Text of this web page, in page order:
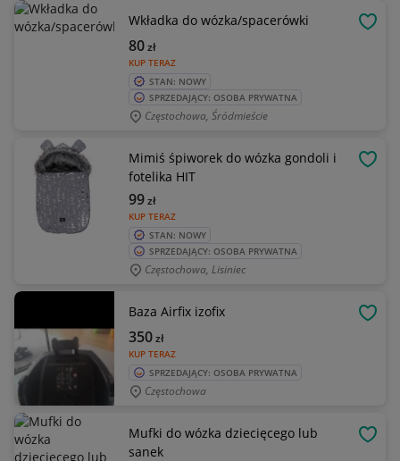
Wkładka do wózka/spacerówki
KUP TERAZ
80zł
STAN: NOWY
SPRZEDAJĄCY: OSOBA PRYWATNA
Częstochowa, Śródmieście
Mimiś śpiworek do wózka gondoli i
fotelika HIT
KUP TERAZ
99zł
STAN: NOWY
SPRZEDAJĄCY: OSOBA PRYWATNA
Częstochowa, Lisiniec
Baza Airfix izofix
KUP TERAZ
350zł
SPRZEDAJĄCY: OSOBA PRYWATNA
Częstochowa
Mufki do wózka dziecięcego lub
sanek